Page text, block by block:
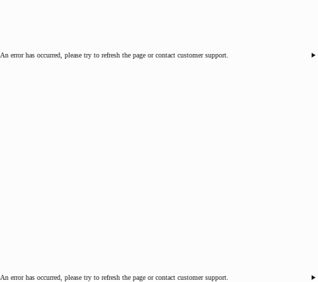
An error has occurred, please try to refresh the page or contact customer support.
An error has occurred, please try to refresh the page or contact customer support.